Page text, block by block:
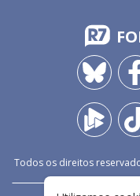
Todos os direitos